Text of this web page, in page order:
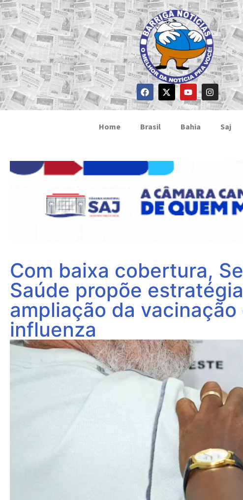
Home Brasil Bahia Saj
Com baixa cobertura,
Saúde propõe
ampliação da vacinação
influenza